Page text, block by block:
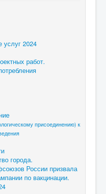
услуг 2024
работ.
присоединению) к
города.
России призвала
по вакцинации.